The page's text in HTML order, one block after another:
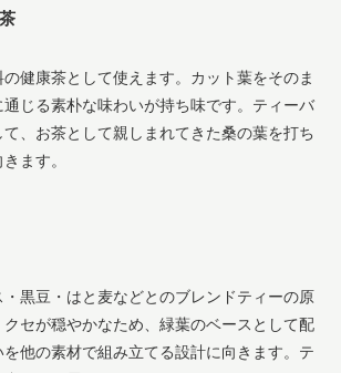
健康茶として使えます。カット葉をそのま
通じる素朴な味わいが持ち味です。ティーバ
、お茶として親しまれてきた桑の葉を打ち
ます。
黒豆・はと麦などとのブレンドティーの原
セが穏やかなため、緑葉のベースとして配
他の素材で組み立てる設計に向きます。テ